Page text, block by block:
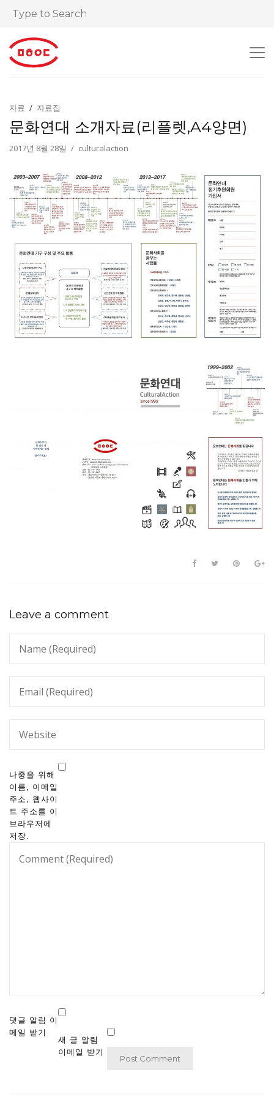
자료 자료집
문화연대 소개자료(리플렛,A4양면)
2017년 8월 28일 culturalaction
Leave a comment
나중을 위해
이름, 이메일
주소, 웹사이
트 주소를 이
브라우저에
저장.
댓글 알림 이
메일 받기
새 글 알림
이메일 받기